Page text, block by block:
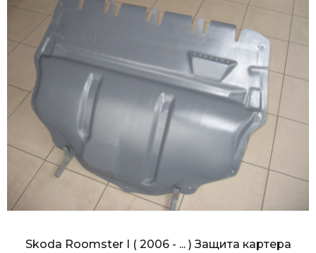
БЫСТРЫЙ ПРОСМОТР
Skoda Roomster I ( 2006 - ... ) Защита картера